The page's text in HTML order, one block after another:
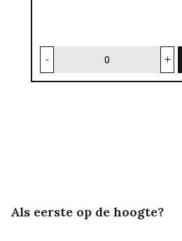
- +
Als eerste op de hoogte?